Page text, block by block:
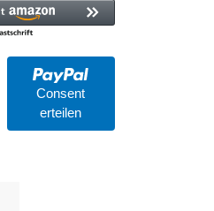
Consent
erteilen